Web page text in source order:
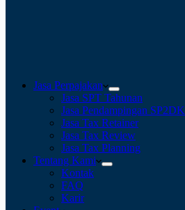
Jasa Perpajakan
Jasa SPT Tahunan
Jasa Pendampingan SP2DK
Jasa Tax Retainer
Jasa Tax Review
Jasa Tax Planning
Tentang Kami
Kontak
FAQ
Karir